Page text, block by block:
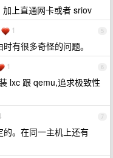
上直通网卡或者 sriov
5
1
有很多奇怪的问题。
6
1
lxc 跟 qemu,追求极致性
7
。在同一主机上还有